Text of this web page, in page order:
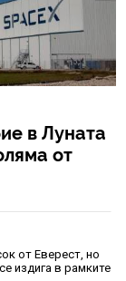
в Луната
от
от Еверест, но
издига в рамките